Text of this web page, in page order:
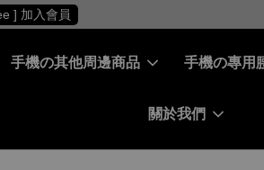
員專屬 ］ 每筆消費累積10%回饋金
手機の其他周邊商品 手機の專用
關於我們